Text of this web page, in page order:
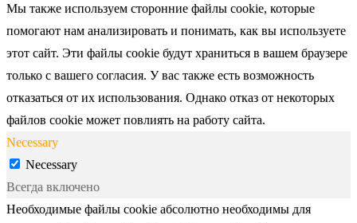
Мы также используем сторонние файлы cookie, которые
помогают нам анализировать и понимать, как вы используете
этот сайт. Эти файлы cookie будут храниться в вашем браузере
только с вашего согласия. У вас также есть возможность
отказаться от их использования. Однако отказ от некоторых
файлов cookie может повлиять на работу сайта.
Necessary
Necessary
Всегда включено
Необходимые файлы cookie абсолютно необходимы для